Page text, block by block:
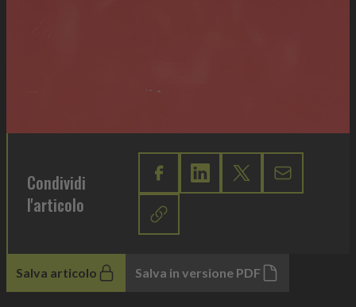
Condividi
l'articolo
Salva articolo Salva in versione PDF